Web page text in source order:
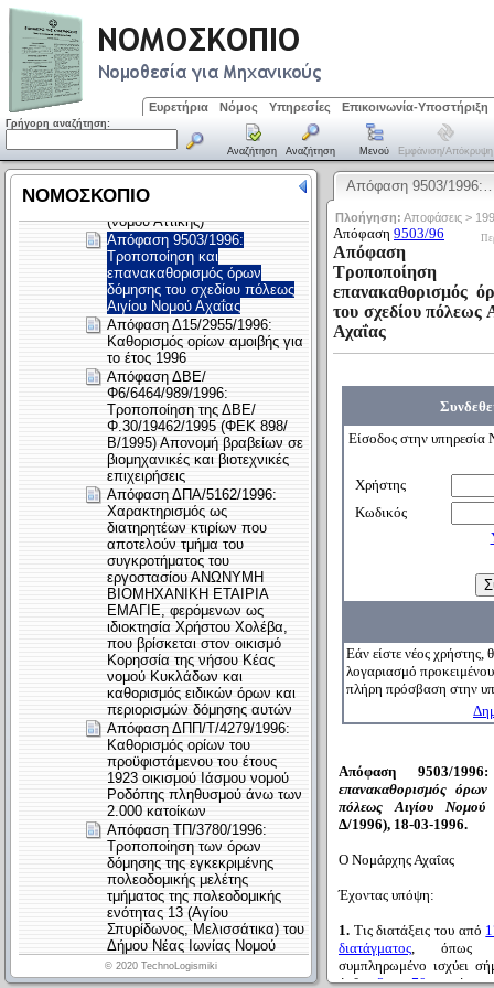
Ευρετήρια Νόμος Υπηρεσίες Επικοινωνία-Υποστήριξη
Γρήγορη αναζήτηση:
Αναζήτηση Αναζήτηση Μενού Εμφάνιση/απόκρυψη
Απόφαση 9503/